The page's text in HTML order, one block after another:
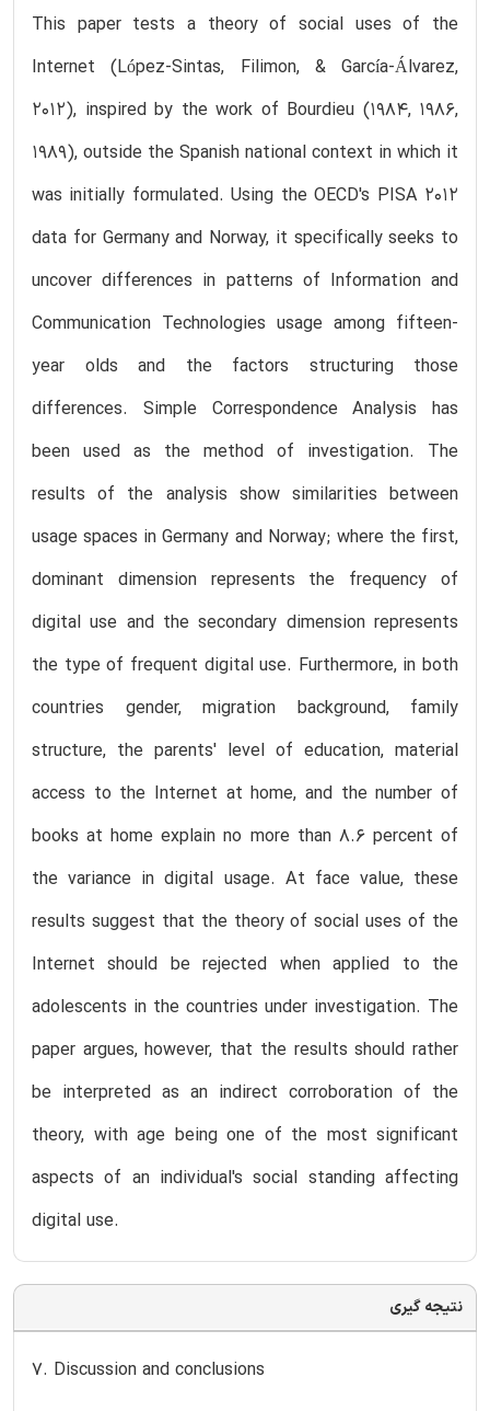
This paper tests a theory of social uses of the
Internet (López-Sintas, Filimon, & García-Álvarez,
2012), inspired by the work of Bourdieu (1984, 1986,
1989), outside the Spanish national context in which it
was initially formulated. Using the OECD's PISA 2012
data for Germany and Norway, it specifically seeks to
uncover differences in patterns of Information and
Communication Technologies usage among fifteen-
year olds and the factors structuring those
differences. Simple Correspondence Analysis has
been used as the method of investigation. The
results of the analysis show similarities between
usage spaces in Germany and Norway; where the first,
dominant dimension represents the frequency of
digital use and the secondary dimension represents
the type of frequent digital use. Furthermore, in both
countries gender, migration background, family
structure, the parents' level of education, material
access to the Internet at home, and the number of
books at home explain no more than 8.6 percent of
the variance in digital usage. At face value, these
results suggest that the theory of social uses of the
Internet should be rejected when applied to the
adolescents in the countries under investigation. The
paper argues, however, that the results should rather
be interpreted as an indirect corroboration of the
theory, with age being one of the most significant
aspects of an individual's social standing affecting
digital use.
نتیجه گیری
7. Discussion and conclusions